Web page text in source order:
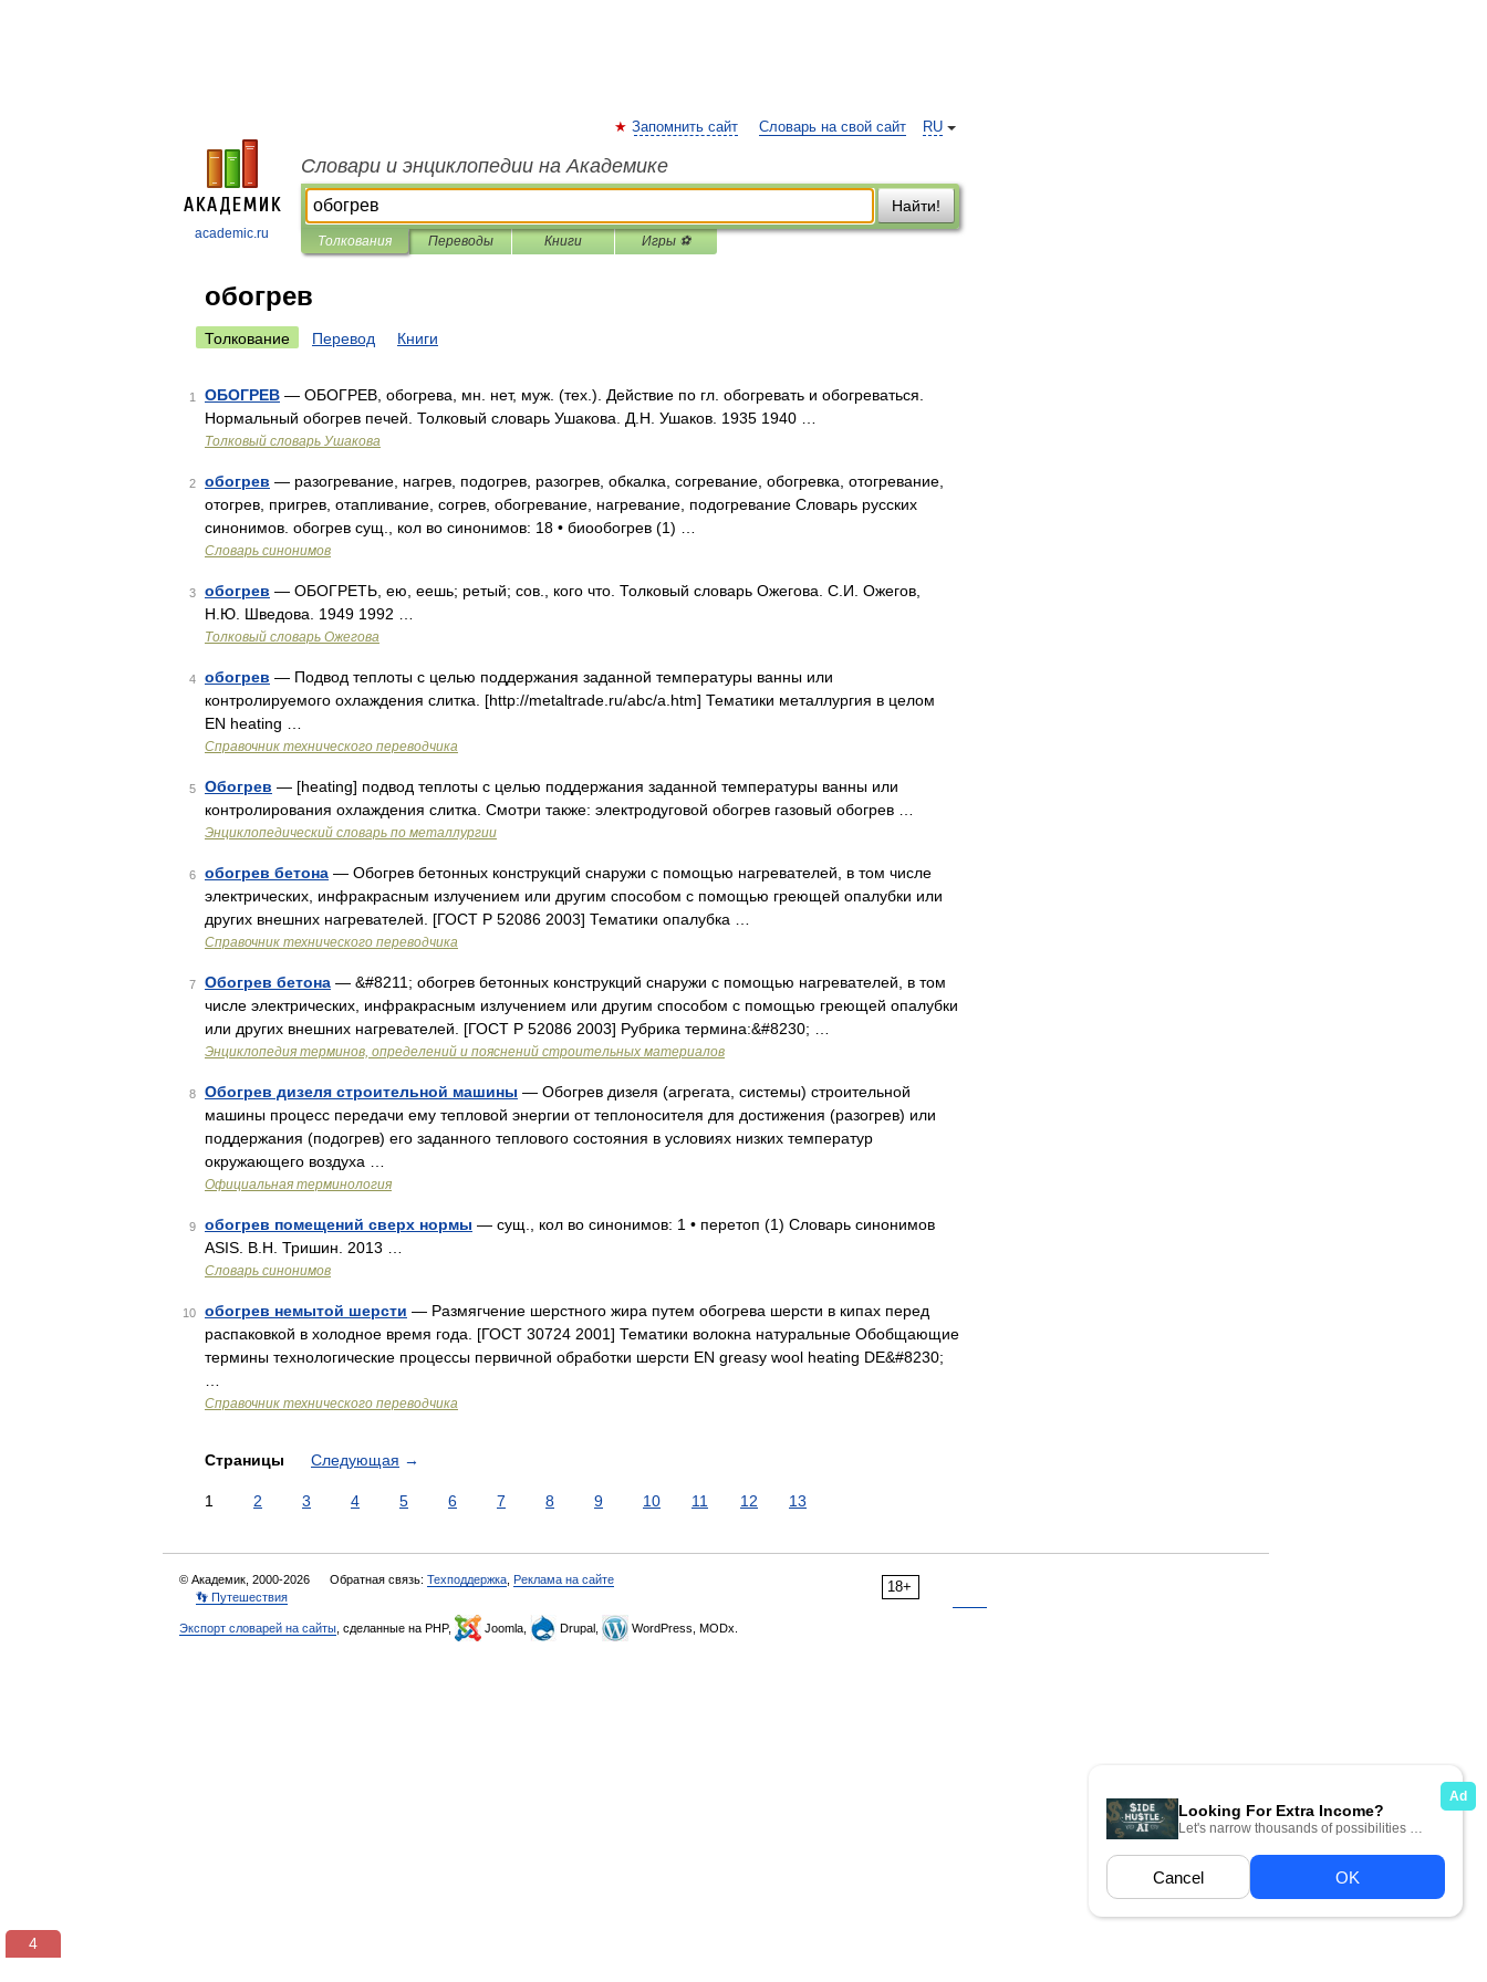
academic.ru
RU
Запомнить сайт Словарь на свой сайт
Словари и энциклопедии на Академике
Найти!
Толкования Переводы Книги Игры ⚽
обогрев
Толкование Перевод Книги
1 ОБОГРЕВ — ОБОГРЕВ, обогрева, мн. нет, муж. (тех.). Действие по гл. обогревать и обогреваться.
Нормальный обогрев печей. Толковый словарь Ушакова. Д.Н. Ушаков. 1935 1940 …
Толковый словарь Ушакова
2 обогрев — разогревание, нагрев, подогрев, разогрев, обкалка, согревание, обогревка, отогревание,
отогрев, пригрев, отапливание, согрев, обогревание, нагревание, подогревание Словарь русских
синонимов. обогрев сущ., кол во синонимов: 18 • биообогрев (1) …
Словарь синонимов
3 обогрев — ОБОГРЕТЬ, ею, еешь; ретый; сов., кого что. Толковый словарь Ожегова. С.И. Ожегов,
Н.Ю. Шведова. 1949 1992 …
Толковый словарь Ожегова
4 обогрев — Подвод теплоты с целью поддержания заданной температуры ванны или
контролируемого охлаждения слитка. [http://metaltrade.ru/abc/a.htm] Тематики металлургия в целом
EN heating …
Справочник технического переводчика
5 Обогрев — [heating] подвод теплоты с целью поддержания заданной температуры ванны или
контролирования охлаждения слитка. Смотри также: электродуговой обогрев газовый обогрев …
Энциклопедический словарь по металлургии
6 обогрев бетона — Обогрев бетонных конструкций снаружи с помощью нагревателей, в том числе
электрических, инфракрасным излучением или другим способом с помощью греющей опалубки или
других внешних нагревателей. [ГОСТ Р 52086 2003] Тематики опалубка …
Справочник технического переводчика
7 Обогрев бетона — &#8211; обогрев бетонных конструкций снаружи с помощью нагревателей, в том
числе электрических, инфракрасным излучением или другим способом с помощью греющей опалубки
или других внешних нагревателей. [ГОСТ Р 52086 2003] Рубрика термина:&#8230; …
Энциклопедия терминов, определений и пояснений строительных материалов
8 Обогрев дизеля строительной машины — Обогрев дизеля (агрегата, системы) строительной
машины процесс передачи ему тепловой энергии от теплоносителя для достижения (разогрев) или
поддержания (подогрев) его заданного теплового состояния в условиях низких температур
окружающего воздуха …
Официальная терминология
9 обогрев помещений сверх нормы — сущ., кол во синонимов: 1 • перетоп (1) Словарь синонимов
ASIS. В.Н. Тришин. 2013 …
Словарь синонимов
10 обогрев немытой шерсти — Размягчение шерстного жира путем обогрева шерсти в кипах перед
распаковкой в холодное время года. [ГОСТ 30724 2001] Тематики волокна натуральные Обобщающие
термины технологические процессы первичной обработки шерсти EN greasy wool heating DE&#8230;
Справочник технического переводчика
Страницы Следующая →
1 2 3 4 5 6 7 8 9 10 11 12 13
18+
© Академик, 2000-2026 Обратная связь: Техподдержка Реклама на сайте
👣 Путешествия
Экспорт словарей на сайты , сделанные на PHP, Joomla, Drupal, WordPress, MODx.
3